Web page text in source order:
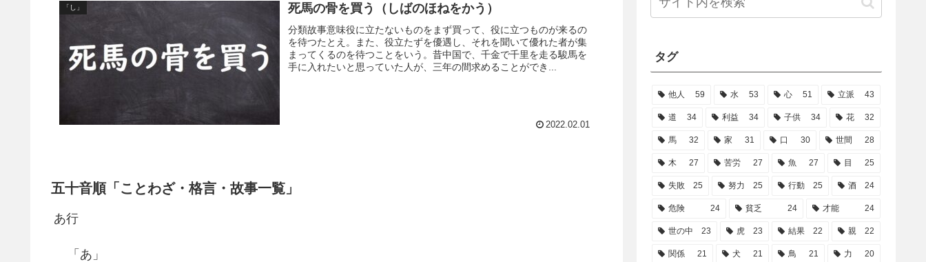
「し」 死馬の骨を買う（しばのほねをかう）
分類故事意味役に立たないものをまず買って、役に立つものが来るの
を待つたとえ。また、役立たずを優遇し、それを聞いて優れた者が集
まってくるのを待つことをいう。昔中国で、千金で千里を走る駿馬を
手に入れたいと思っていた人が、三年の間求めることができ...
2022.02.01
五十音順「ことわざ・格言・故事一覧」
あ行
「あ」
タグ
他人 59 水 53 心 51 立派 43
道 34 利益 34 子供 34 花 32
馬 32 家 31 口 30 世間 28
木 27 苦労 27 魚 27 目 25
失敗 25 努力 25 行動 25 酒 24
危険 24 貧乏 24 才能 24
世の中 23 虎 23 結果 22 親 22
関係 21 犬 21 鳥 21 力 20